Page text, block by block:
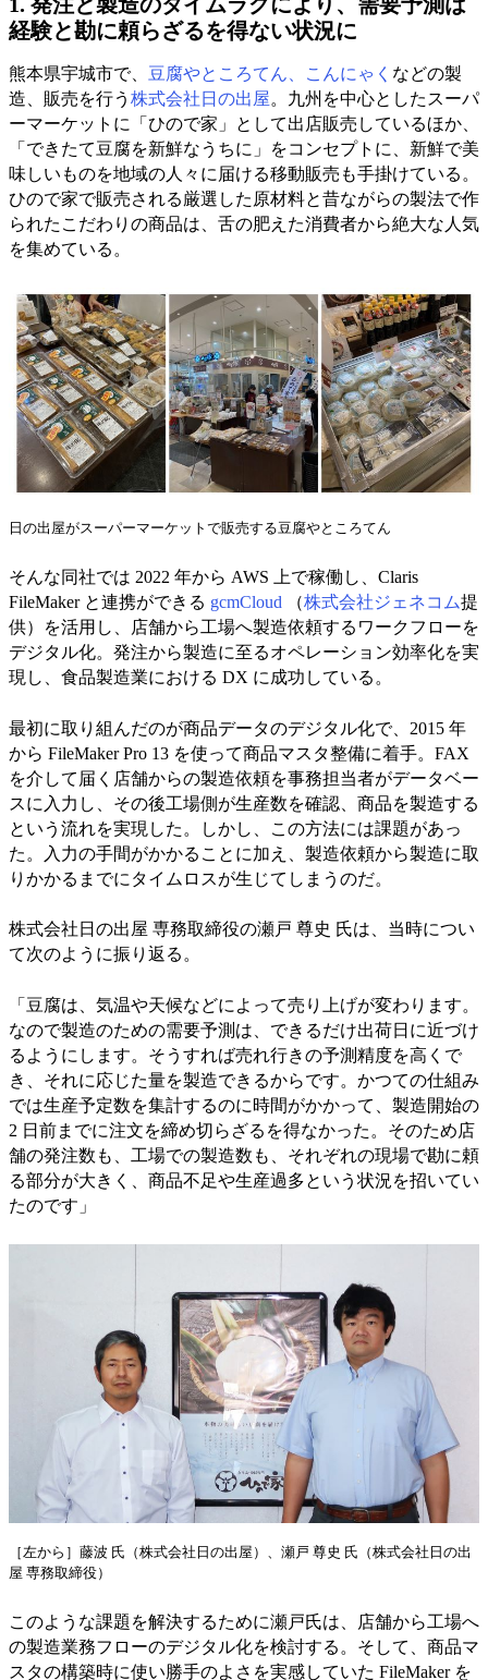
経験と勘に頼らざるを得ない状況に
熊本県宇城市で、 豆腐やところてん、こんにゃく などの製
造、販売を行う 株式会社日の出屋。九州を中心としたスーパ
ーマーケットに「ひので家」として出店販売しているほか、
「できたて豆腐を新鮮なうちに」をコンセプトに、新鮮で美
味しいものを地域の人々に届ける移動販売も手掛けている。
ひので家で販売される厳選した原材料と昔ながらの製法で作
られたこだわりの商品は、舌の肥えた消費者から絶大な人気
を集めている。
日の出屋がスーパーマーケットで販売する豆腐やところてん
そんな同社では 2022 年から AWS 上で稼働し、Claris
FileMaker と連携ができる gcmCloud （株式会社ジェネコム提
供）を活用し、店舗から工場へ製造依頼するワークフローを
デジタル化。発注から製造に至るオペレーション効率化を実
現し、食品製造業における DX に成功している。
最初に取り組んだのが商品データのデジタル化で、2015 年
から FileMaker Pro 13 を使って商品マスタ整備に着手。FAX
を介して届く店舗からの製造依頼を事務担当者がデータベー
スに入力し、その後工場側が生産数を確認、商品を製造する
という流れを実現した。しかし、この方法には課題があっ
た。入力の手間がかかることに加え、製造依頼から製造に取
りかかるまでにタイムロスが生じてしまうのだ。
株式会社日の出屋 専務取締役の瀬戸 尊史 氏は、当時につい
て次のように振り返る。
「豆腐は、気温や天候などによって売り上げが変わります。
なので製造のための需要予測は、できるだけ出荷日に近づけ
るようにします。そうすれば売れ行きの予測精度を高くで
き、それに応じた量を製造できるからです。かつての仕組み
では生産予定数を集計するのに時間がかかって、製造開始の
2 日前までに注文を締め切らざるを得なかった。そのため店
舗の発注数も、工場での製造数も、それぞれの現場で勘に頼
る部分が大きく、商品不足や生産過多という状況を招いてい
たのです」
［左から］藤波 氏（株式会社日の出屋）、瀬戸 尊史 氏（株式会社日の出
屋 専務取締役）
このような課題を解決するために瀬戸氏は、店舗から工場へ
の製造業務フローのデジタル化を検討する。そして、商品マ
スタの構築時に使い勝手のよさを実感していた FileMaker を